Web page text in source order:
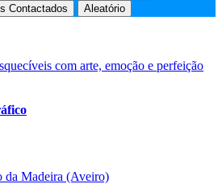
Contactados Aleatório
com arte, emoção e perfeição
da Madeira (Aveiro)